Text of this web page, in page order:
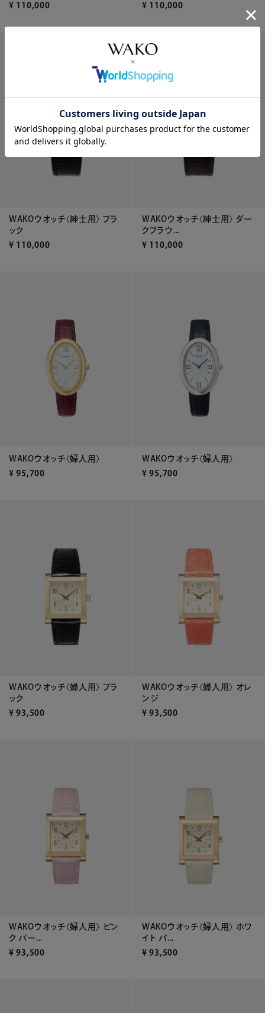
¥ 110,000
¥ 110,000
WAKOウオッチ〈紳士用〉 ブラ
ック
¥ 110,000
WAKOウオッチ〈紳士用〉 ダー
クブラウ...
¥ 110,000
WAKOウオッチ〈婦人用〉
¥ 95,700
WAKOウオッチ〈婦人用〉
¥ 95,700
WAKOウオッチ〈婦人用〉 ブラ
ック
¥ 93,500
WAKOウオッチ〈婦人用〉 オレ
ンジ
¥ 93,500
WAKOウオッチ〈婦人用〉 ピン
ク パー...
¥ 93,500
WAKOウオッチ〈婦人用〉 ホワ
イト パ...
¥ 93,500